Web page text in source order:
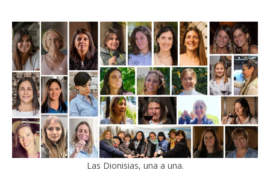
Las Dionisias, una a una.